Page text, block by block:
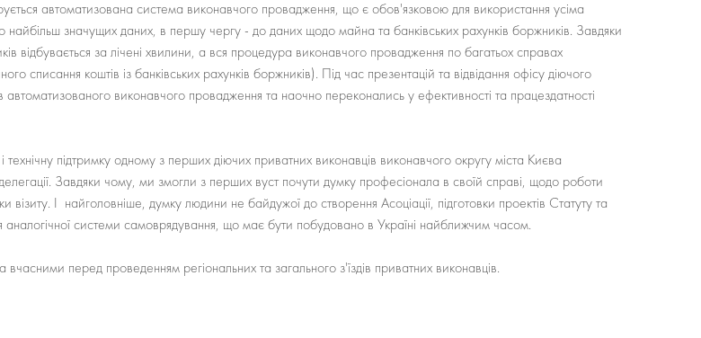
автоматизована система виконавчого провадження, що є обов'язковою для використання усіма
значущих даних, в першу чергу - до даних щодо майна та банківських рахунків боржників. Завдяки
відбувається за лічені хвилини, а вся процедура виконавчого провадження по багатьох справах
списання коштів із банківських рахунків боржників). Під час презентацій та відвідання офісу діючого
виконавчого провадження та наочно переконались у ефективності та працездатності
підтримку одному з перших діючих приватних виконавців виконавчого округу міста Києва
Завдяки чому, ми змогли з перших вуст почути думку професіонала в своїй справі, щодо роботи
візиту. І найголовніше, думку людини не байдужої до створення Асоціації, підготовки проектів Статуту та
аналогічної системи самоврядування, що має бути побудовано в Україні найближчим часом.
перед проведенням регіональних та загального з'їздів приватних виконавців.